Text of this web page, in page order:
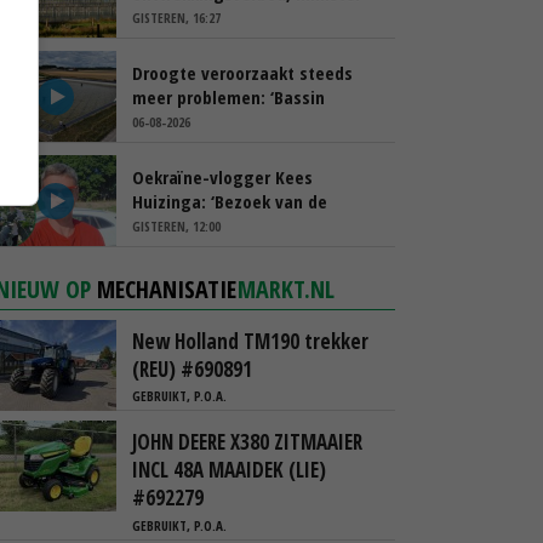
spreekt van ‘ondernemersrisico’
GISTEREN, 16:27
Droogte veroorzaakt steeds
meer problemen: ‘Bassin
afgelopen week al leeg’
06-08-2026
Oekraïne-vlogger Kees
Huizinga: ‘Bezoek van de
ambassade mag zelf groente
GISTEREN, 12:00
OP MECHANISATIEMARKT.NL
New Holland TM190 trekker
(REU) #690891
GEBRUIKT, P.O.A.
JOHN DEERE X380 ZITMAAIER
INCL 48A MAAIDEK (LIE)
#692279
GEBRUIKT, P.O.A.